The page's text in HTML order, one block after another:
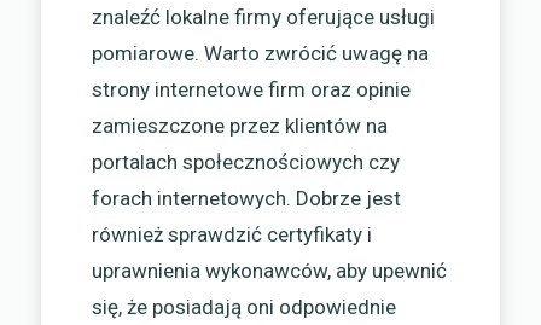
znaleźć lokalne firmy oferujące usługi
pomiarowe. Warto zwrócić uwagę na
strony internetowe firm oraz opinie
zamieszczone przez klientów na
portalach społecznościowych czy
forach internetowych. Dobrze jest
również sprawdzić certyfikaty i
uprawnienia wykonawców, aby upewnić
się, że posiadają oni odpowiednie